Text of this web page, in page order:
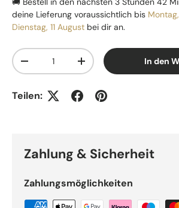
deine Lieferung voraussichtlich bis
Dienstag, 11 August bei dir an.
Anzahl
Menge verringernMenge erhöhen In den
Teilen:
Zahlung & Sicherheit
Zahlungsmöglichkeiten